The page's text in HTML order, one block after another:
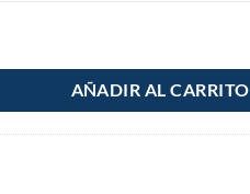
AÑADIR AL CARRITO